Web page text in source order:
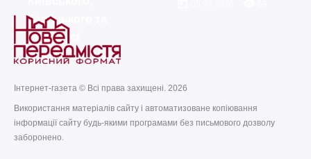
Галицького та
всієї Русі
today26.07.2026 remove_red_eye45
Інтернет-газета © Всі права захищені. 2026
Використання матеріалів сайту і автоматизоване копіювання
інформації сайту будь-якими програмами без письмового дозволу
заборонено.